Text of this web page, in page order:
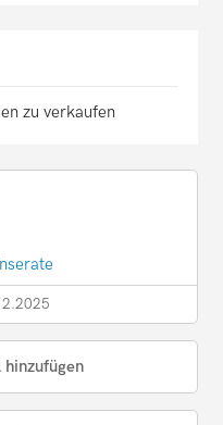
zu verkaufen